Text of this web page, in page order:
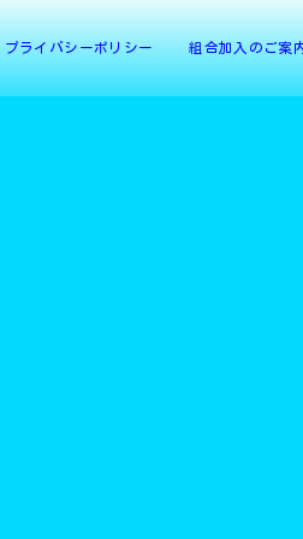
プライバシーポリシー 組合加入のご案